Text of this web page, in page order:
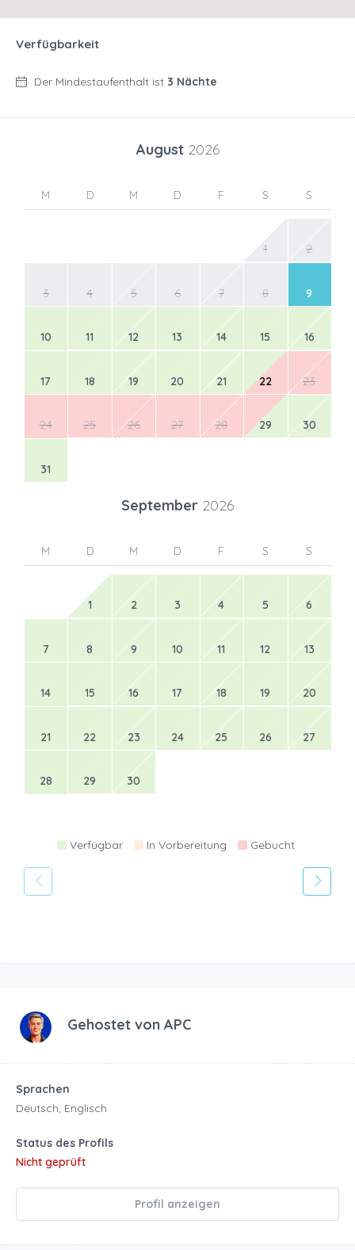
Verfügbarkeit
Der Mindestaufenthalt ist 3 Nächte
August 2026
M D M D F S S
1 2
3 4 5 6 7 8 9
10 11 12 13 14 15 16
17 18 19 20 21 22 23
24 25 26 27 28 29 30
31
September 2026
M D M D F S S
1 2 3 4 5 6
7 8 9 10 11 12 13
14 15 16 17 18 19 20
21 22 23 24 25 26 27
28 29 30
Verfügbar In Vorbereitung Gebucht
Gehostet von APC
Sprachen
Deutsch, Englisch
Status des Profils
Nicht geprüft
Profil anzeigen